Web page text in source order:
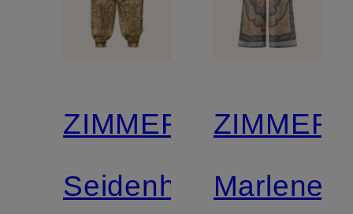
ZIMMERMANN
Seidenhose